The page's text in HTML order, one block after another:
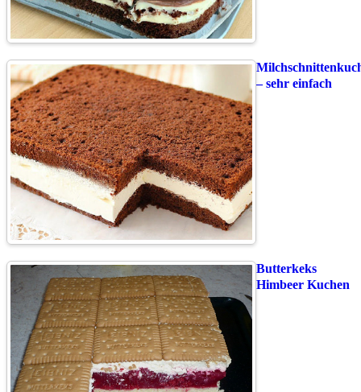
– sehr einfach
Butterkeks
Himbeer Kuchen